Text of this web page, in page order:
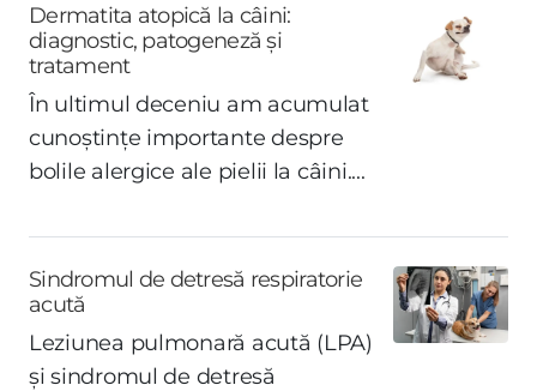
Dermatita atopică la câini:
diagnostic, patogeneză și
tratament
În ultimul deceniu am acumulat
cunoștințe importante despre
bolile alergice ale pielii la câini....
Sindromul de detresă respiratorie
acută
Leziunea pulmonară acută (LPA)
și sindromul de detresă